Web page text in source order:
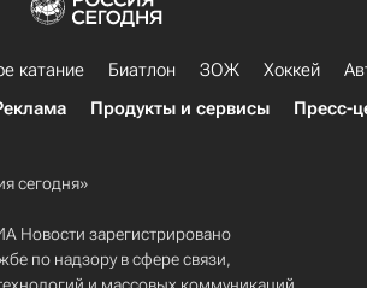
катание Биатлон ЗОЖ Хоккей
Продукты и сервисы Пресс-
сегодня»
Новости зарегистрировано
по надзору в сфере связи,